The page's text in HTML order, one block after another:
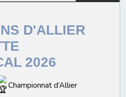
D'ALLIER
2026
Championnat d’Allier